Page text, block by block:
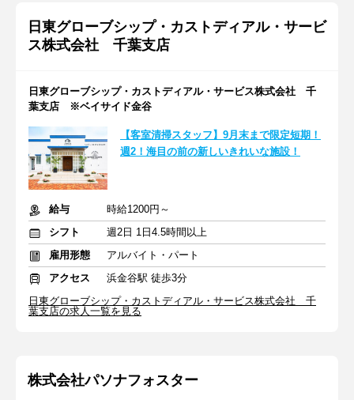
日東グローブシップ・カストディアル・サービ
ス株式会社 千葉支店
日東グローブシップ・カストディアル・サービス株式会社 千
葉支店 ※ベイサイド金谷
【客室清掃スタッフ】9月末まで限定短期！
週2！海目の前の新しいきれいな施設！
給与
時給1200円～
シフト
週2日 1日4.5時間以上
雇用形態
アルバイト・パート
アクセス
浜金谷駅 徒歩3分
日東グローブシップ・カストディアル・サービス株式会社 千
葉支店の求人一覧を見る
株式会社パソナフォスター